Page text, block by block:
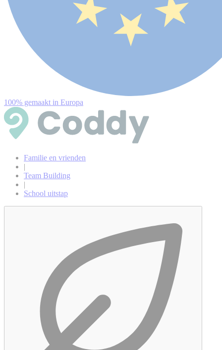
100% gemaakt in Europa
Familie en vrienden
|
Team Building
|
School uitstap